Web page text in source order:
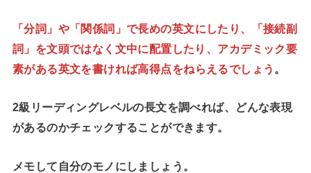
「分詞」や「関係詞」で長めの英文にしたり、「接続副
詞」を文頭ではなく文中に配置したり、アカデミック要
素がある英文を書ければ高得点をねらえるでしょう 。
2級リーディングレベルの長文を調べれば、どんな表現
があるのかチェックすることができます。
メモして自分のモノにしましょう。